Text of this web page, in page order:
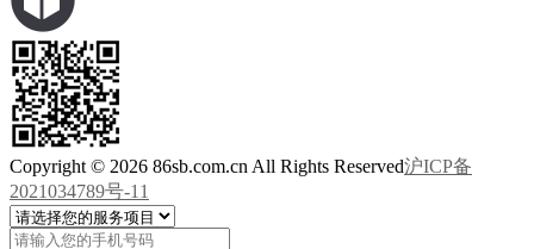
Copyright © 2026 86sb.com.cn All Rights Reserved沪ICP备
2021034789号-11